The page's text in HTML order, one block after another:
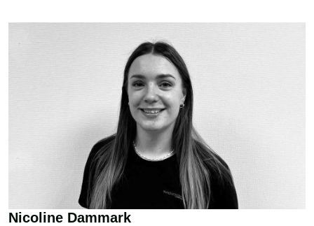
Nicoline Dammark